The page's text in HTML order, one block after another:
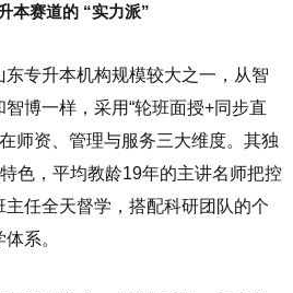
本赛道的 “实力派”
东专升本机构规模较大之一，从智
博一样，采用“轮班面授+同步直
师资、管理与服务三大维度。其独
色，平均教龄19年的主讲名师把控
任全天督学，搭配科研团队的个
系。